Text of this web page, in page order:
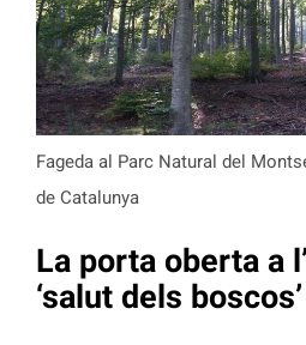
Fageda al Parc Natural del
de Catalunya
La porta oberta a
‘salut dels boscos’